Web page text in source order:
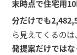
末時点で住宅用
分だけでも
ら見えてくるのは、
発提案だけでは